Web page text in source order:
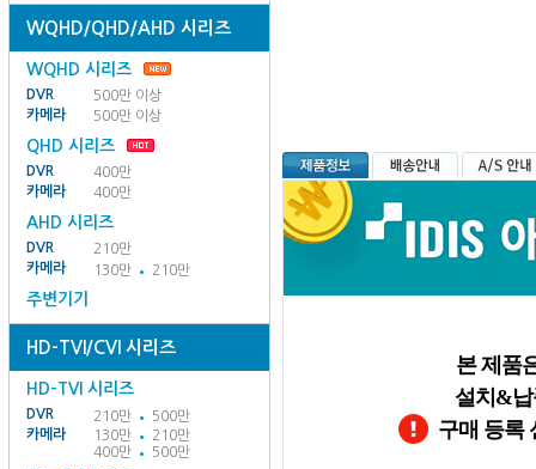
WQHD/QHD/AHD 시리즈
WQHD 시리즈
DVR
500만 이상
카메라
500만 이상
QHD 시리즈
DVR
400만
카메라
400만
AHD 시리즈
DVR
210만
카메라
130만 210만
주변기기
HD-TVI/CVI 시리즈
HD-TVI 시리즈
DVR 210만
500만
카메라
130만
210만
400만
500만
본 제품
설치&납
구매 등록